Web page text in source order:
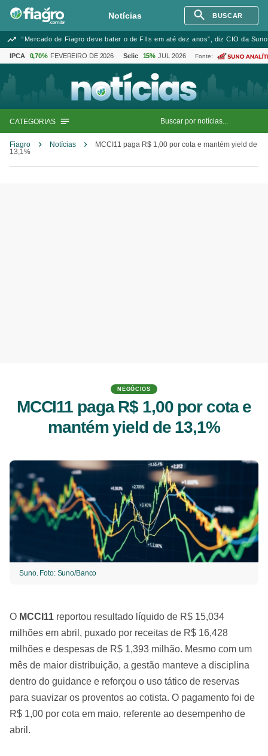
Notícias BUSCAR
“Mercado de Fiagro deve bater o de FIIs em até dez anos”, diz CIO da
IPCA 0,70% FEVEREIRO DE 2026 Selic 15% JUL 2026 Fonte:
CATEGORIAS
Fiagro Notícias
MCCI11 paga R$ 1,00 por cota e mantém yield de
13,1%
NEGÓCIOS
MCCI11 paga R$ 1,00 por cota e
mantém yield de 13,1%
Suno. Foto: Suno/Banco
O MCCI11 reportou resultado líquido de R$ 15,034
milhões em abril, puxado por receitas de R$ 16,428
milhões e despesas de R$ 1,393 milhão. Mesmo com um
mês de maior distribuição, a gestão manteve a disciplina
dentro do guidance e reforçou o uso tático de reservas
para suavizar os proventos ao cotista. O pagamento foi de
R$ 1,00 por cota em maio, referente ao desempenho de
abril.